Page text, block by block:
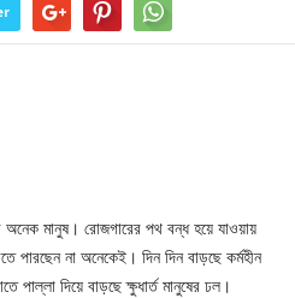
অনেক মানুষ। রোজগারের পথ বন্ধ হয়ে যাওয়ায়
পারছেন না অনেকেই। দিন দিন বাড়ছে কর্মহীন
পাল্লা দিয়ে বাড়ছে ক্ষুধার্ত মানুষের ঢল।